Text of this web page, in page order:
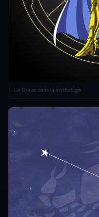
Le Crabe dans la mythologie